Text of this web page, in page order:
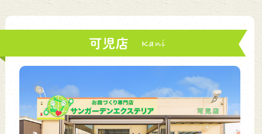
可児店